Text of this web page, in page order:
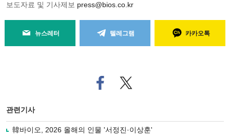
보도자료 및 기사제보 press@bios.co.kr
뉴스레터 텔레그램 카카오톡
페
이
로
기
트위
터로
관련기사
韓바이오, 2026 올해의 인물 '서정진·이상훈'